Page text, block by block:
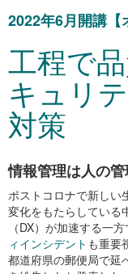
2022年6月開講【
工程で
キュリ
対策
情報管理は人の管
ポストコロナで新しい
変化をもたらしている
（DX）が加速する一
ィインシデント も重要
都道府県の郵便局で延